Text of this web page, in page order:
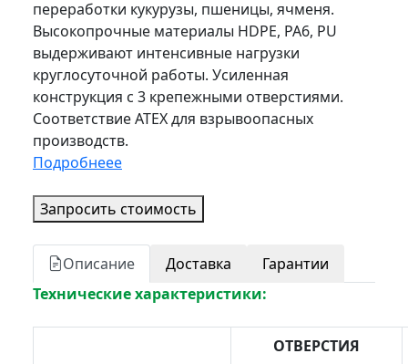
переработки кукурузы, пшеницы, ячменя.
Высокопрочные материалы HDPE, PA6, PU
выдерживают интенсивные нагрузки
круглосуточной работы. Усиленная
конструкция с 3 крепежными отверстиями.
Соответствие ATEX для взрывоопасных
производств.
Подробнеее
Запросить стоимость
Описание Доставка
Гарантии
Технические характеристики:
ОТВЕРСТИЯ